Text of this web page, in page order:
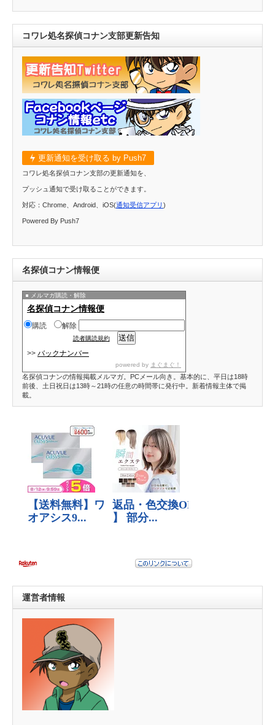
コワレ処名探偵コナン支部更新告知
更新通知を受け取る by Push7
コワレ処名探偵コナン支部の更新通知を、
プッシュ通知で受け取ることができます。
対応：Chrome、Android、iOS(通知受信アプリ )
Powered By Push7
名探偵コナン情報便
メルマガ購読・解除
名探偵コナン情報便
購読 解除
読者購読規約
>> バックナンバー
powered by まぐまぐ！
名探偵コナンの情報掲載メルマガ。PCメール向き。基本的に、平日は18時
前後、土日祝日は13時～21時の任意の時間帯に発行中。新着情報主体で掲
載。
運営者情報